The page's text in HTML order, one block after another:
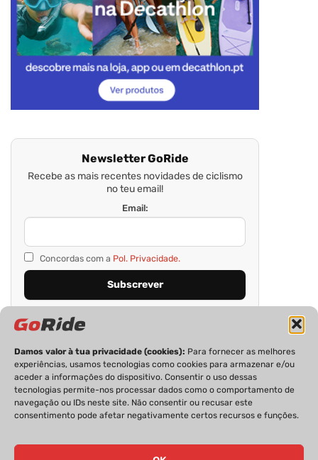
Damos valor à tua privacidade (cookies): Para fornecer as melhores
experiências, usamos tecnologias como cookies para armazenar e/ou
aceder a informações do dispositivo. Consentir o uso dessas
tecnologias permite-nos processar dados como o comportamento de
navegação ou IDs neste site. Não consentir ou recusar este
consentimento pode afetar negativamente certos recursos e funções.
Newsletter GoRide
Recebe as mais recentes novidades de ciclismo
no teu email!
Email:
Concordas com a Pol. Privacidade.
PRIVACIDADE FICHA TÉCNICA
ESTATUTO EDITORIAL